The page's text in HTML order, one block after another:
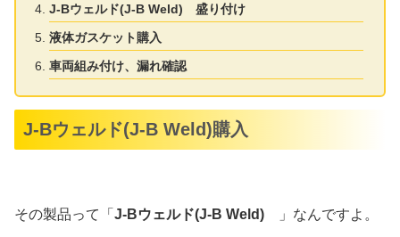
J-Bウェルド(J-B Weld) 盛り付け
液体ガスケット購入
車両組み付け、漏れ確認
J-Bウェルド(J-B Weld)購入
その製品って「 J-Bウェルド(J-B Weld) 」なんですよ。